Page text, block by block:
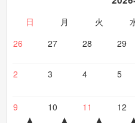
日 月 火
26
27 28 29
2 3 4 5
9 10 11 12